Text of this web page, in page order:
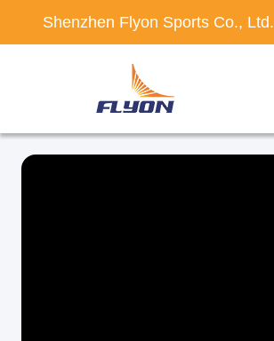
Shenzhen Flyon Sports Co., Ltd.